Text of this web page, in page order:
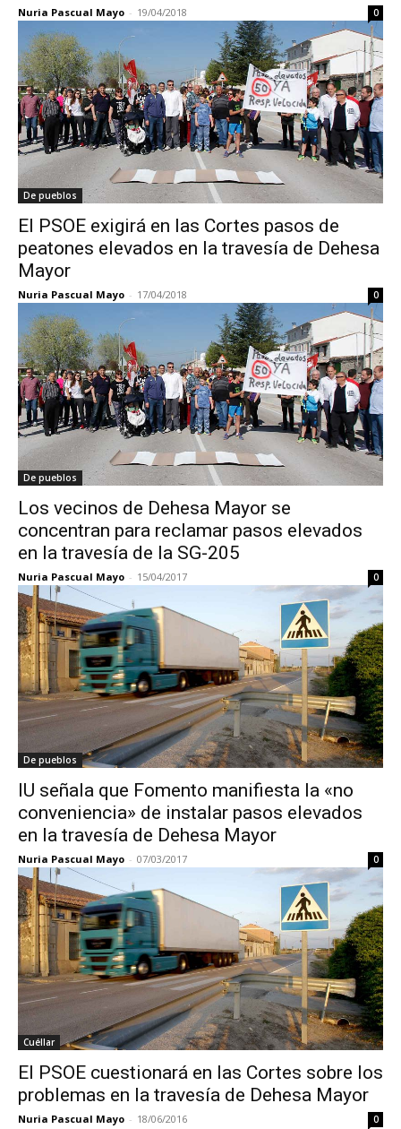
Nuria Pascual Mayo - 19/04/2018 0
De pueblos
El PSOE exigirá en las Cortes pasos de
peatones elevados en la travesía de Dehesa
Mayor
Nuria Pascual Mayo - 17/04/2018 0
De pueblos
Los vecinos de Dehesa Mayor se
concentran para reclamar pasos elevados
en la travesía de la SG-205
Nuria Pascual Mayo - 15/04/2017 0
De pueblos
IU señala que Fomento manifiesta la «no
conveniencia» de instalar pasos elevados
en la travesía de Dehesa Mayor
Nuria Pascual Mayo - 07/03/2017 0
Cuéllar
El PSOE cuestionará en las Cortes sobre los
problemas en la travesía de Dehesa Mayor
Nuria Pascual Mayo - 18/06/2016 0